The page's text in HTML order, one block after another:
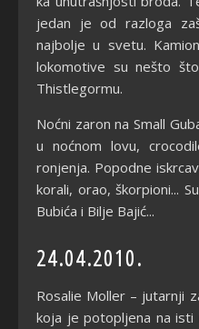
jedan je od razloga
najbolje u svetu.
lokomotive su nešto
Thistlegormu.
Noćni zaron na Small
u noćnom lovu,
ronjenja. Popodne
korali, orao, škorpioni...
Bubića i Bilje Bajić...
24.04.2010.
Rosalie Moller – jutarnji
koja je potopljena na isti